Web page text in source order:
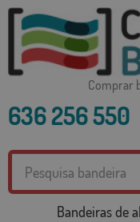
Comprar
636 256 550
Bandeiras de